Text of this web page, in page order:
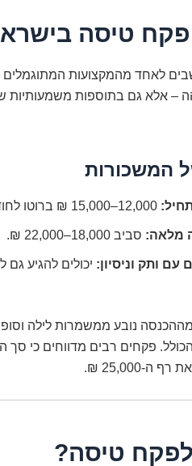
טיסה בישראל
לאחד מהמקצועות המתוגמלים
– אלא גם בתוספות משמעותיות של
המשכורות
מלאה: סביב 18,000–22,000 ₪.
עם ותק וניסיון:
נובע ממשמרות לילה
פקחים רבים מדווחים כי
25,000 ₪.
לפקח טיסה?